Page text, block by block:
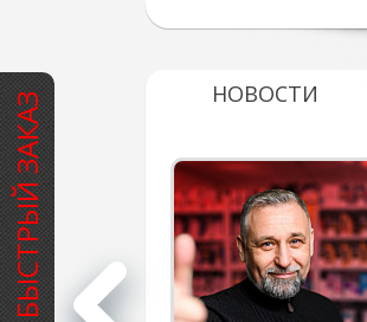
БЫСТРЫЙ ЗАКАЗ НОВОСТИ
для
смены шин на
подробнее...